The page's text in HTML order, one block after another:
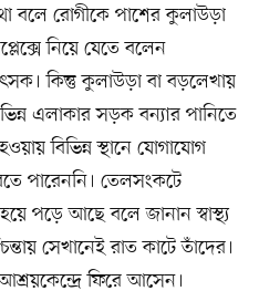
বলে রোগীকে পাশের কুলাউড়া
নিয়ে যেতে বলেন
কিন্তু কুলাউড়া বা বড়লেখায়
এলাকার সড়ক বন্যার পানিতে
বিভিন্ন স্থানে যোগাযোগ
পারেননি। তেলসংকটে
পড়ে আছে বলে জানান স্বাস্থ্য
সেখানেই রাত কাটে তাঁদের।
ফিরে আসেন।